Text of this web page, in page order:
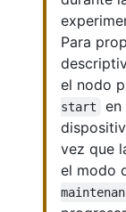
Para
el nodo
start
en
vez que
el modo